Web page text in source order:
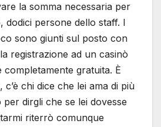
la somma necessaria per
dodici persone dello staff. I
sono giunti sul posto con
registrazione ad un casinò
gratuita. È
c’è chi dice che lei ama di più
per dirgli che se lei dovesse
riterrò comunque